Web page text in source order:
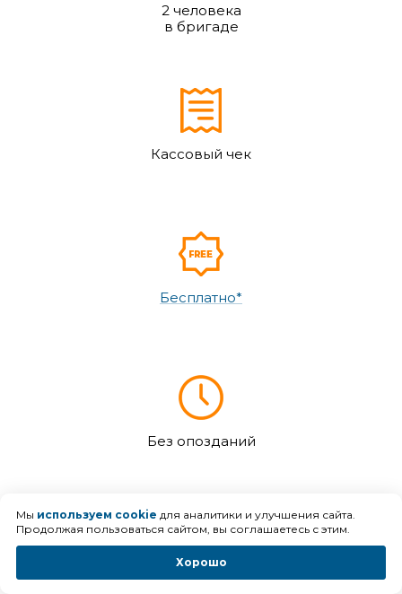
2 человека
в бригаде
Кассовый чек
Бесплатно*
Без опозданий
Демонстрация базовых функций
Мы используем cookie для аналитики и улучшения сайта.
Продолжая пользоваться сайтом, вы соглашаетесь с этим.
Хорошо